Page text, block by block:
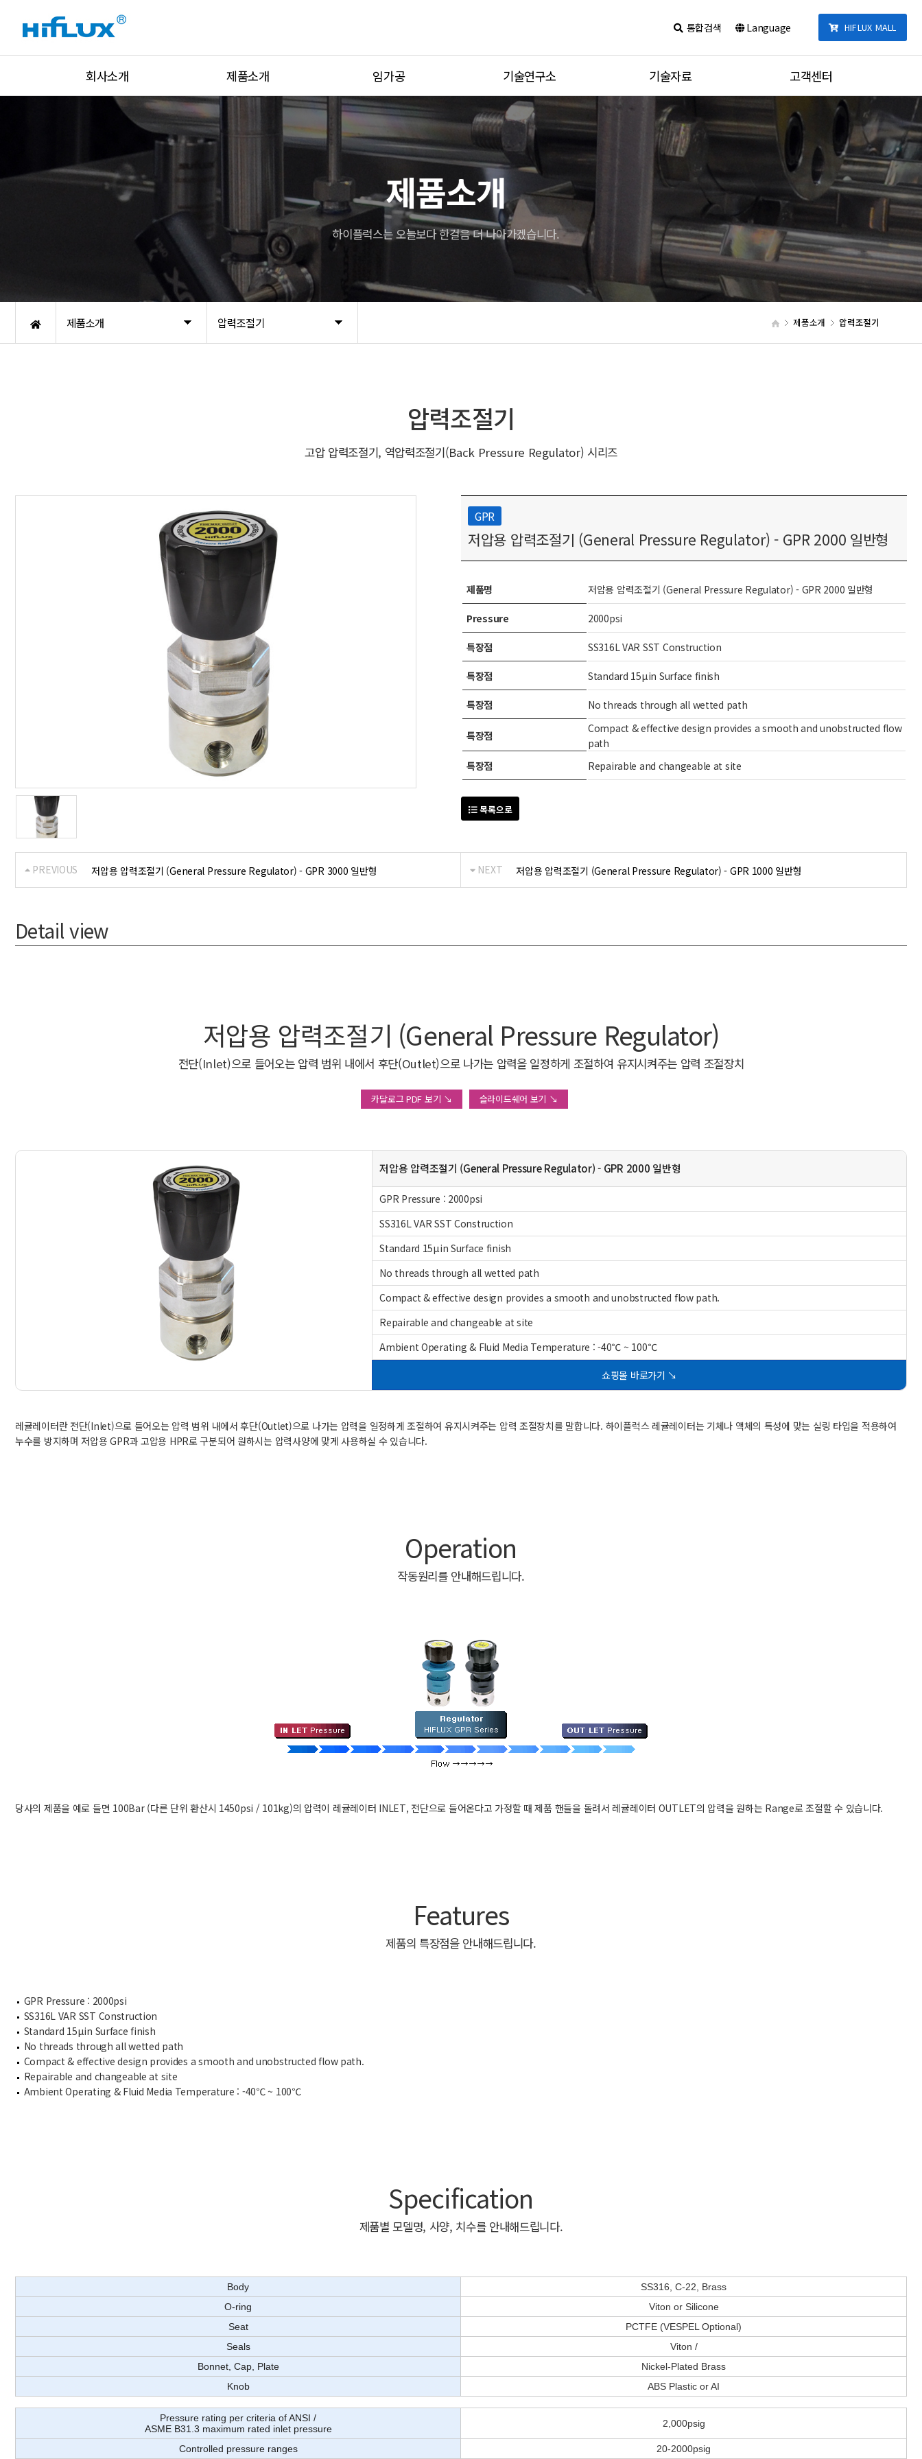
HIFLUX MALL
통합검색 Language
회사소개
인증현황
제품소개
고압밸브
고압피팅
유니온&아답터
압력/온도/유량
임가공
가공사례
설비현황
기술연구소
기술연구소 소개
연구기자재
기술자료
카달로그
제품 체결법
온도별 압력데이터
단위변환기
튜브 체결 토크
고객센터
공지사항
견적문의
질문과답변
동영상
통합검색
제품소개 압력조절기 제품소개 압력조절기
제품소개
하이플럭스는 오늘보다 한걸음 더 나아가겠습니다.
압력조절기
고압 압력조절기, 역압력조절기(Back Pressure Regulator) 시리즈
GPR
저압용 압력조절기 (General Pressure Regulator) - GPR 2000 일반형
제품명 저압용 압력조절기 (General Pressure Regulator) - GPR 2000 일반형
Pressure 2000psi
특장점 SS316L VAR SST Construction
특장점 Standard 15μin Surface finish
특장점 No threads through all wetted path
특장점
Compact & effective design provides a smooth and unobstructed flow
path
특장점
Repairable and changeable at site
목록으로
PREVIOUS 저압용 압력조절기 (General Pressure Regulator) - GPR 3000 일반형 NEXT 저압용 압력조절기 (General Pressure Regulator) - GPR 1000 일반형
Detail view
저압용 압력조절기 (General Pressure Regulator)
전단(Inlet)으로 들어오는 압력 범위 내에서 후단(Outlet)으로 나가는 압력을 일정하게 조절하여 유지시켜주는 압력 조절장치
카달로그 PDF 보기 ↘ 슬라이드쉐어 보기 ↘
저압용 압력조절기 (General Pressure Regulator) - GPR 2000 일반형
GPR Pressure : 2000psi
SS316L VAR SST Construction
Standard 15μin Surface finish
No threads through all wetted path
Compact & effective design provides a smooth and unobstructed flow path.
Repairable and changeable at site
Ambient Operating & Fluid Media Temperature : -40℃ ~ 100℃
쇼핑몰 바로가기 ↘
레귤레이터란 전단(Inlet)으로 들어오는 압력 범위 내에서 후단(Outlet)으로 나가는 압력을 일정하게 조절하여 유지시켜주는 압력 조절장치를 말합니다. 하이플럭스 레귤레이터는 기체나 액체의 특성에 맞는 실링 타입을 적용하여
누수를 방지하며 저압용 GPR과 고압용 HPR로 구분되어 원하시는 압력사양에 맞게 사용하실 수 있습니다.
Operation
작동원리를 안내해드립니다.
당사의 제품을 예로 들면 100Bar (다른 단위 환산시 1450psi / 101kg)의 압력이 레귤레이터 INLET, 전단으로 들어온다고 가정할 때 제품 핸들을 돌려서 레귤레이터 OUTLET의 압력을 원하는 Range로 조절할 수 있습니다.
Features
제품의 특장점을 안내해드립니다.
GPR Pressure : 2000psi
SS316L VAR SST Construction
Standard 15μin Surface finish
No threads through all wetted path
Compact & effective design provides a smooth and unobstructed flow path.
Repairable and changeable at site
Ambient Operating & Fluid Media Temperature : -40℃ ~ 100℃
Specification
제품별 모델명, 사양, 치수를 안내해드립니다.